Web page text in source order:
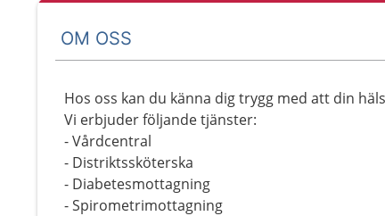
OM OSS
Hos oss kan du känna dig trygg med att din
Vi erbjuder följande tjänster:
- Vårdcentral
- Distriktssköterska
- Diabetesmottagning
- Spirometrimottagning